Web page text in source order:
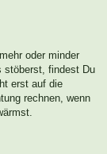
oder minder
stöberst, findest Du
erst auf die
rechnen, wenn